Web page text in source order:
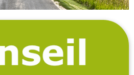
I
T